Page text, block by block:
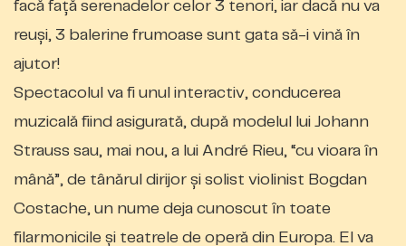
facă față serenadelor celor 3 tenori, iar dacă nu va
reuși, 3 balerine frumoase sunt gata să-i vină în
ajutor!
Spectacolul va fi unul interactiv, conducerea
muzicală fiind asigurată, după modelul
lui Johann
Strauss sau, mai nou, a lui André Rieu, “cu vioara în
mână”, de tânărul dirijor și solist violinist Bogdan
Costache, un nume deja cunoscut în toate
filarmonicile și teatrele de operă din Europa. El va